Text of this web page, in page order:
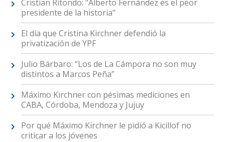
Cristian Ritondo: "Alberto Fernández es el peor
presidente de la historia"
El día que Cristina Kirchner defendió la
privatización de YPF
Julio Bárbaro: “Los de La Cámpora no son muy
distintos a Marcos Peña”
Máximo Kirchner con pésimas mediciones en
CABA, Córdoba, Mendoza y Jujuy
Por qué Máximo Kirchner le pidió a Kicillof no
criticar a los jóvenes